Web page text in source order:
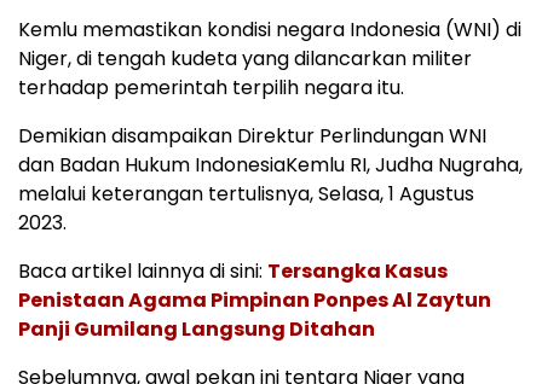
Kemlu memastikan kondisi negara Indonesia (WNI) di
Niger, di tengah kudeta yang dilancarkan militer
terhadap pemerintah terpilih negara itu.
Demikian disampaikan Direktur Perlindungan WNI
dan Badan Hukum IndonesiaKemlu RI, Judha Nugraha,
melalui keterangan tertulisnya, Selasa, 1 Agustus
2023.
Baca artikel lainnya di sini: Tersangka Kasus
Penistaan Agama Pimpinan Ponpes Al Zaytun
Panji Gumilang Langsung Ditahan
Sebelumnya, awal pekan ini tentara Niger yang